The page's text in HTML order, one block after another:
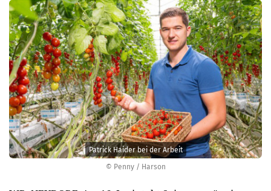
© Penny / Harson
Patrick Haider bei der Arbeit